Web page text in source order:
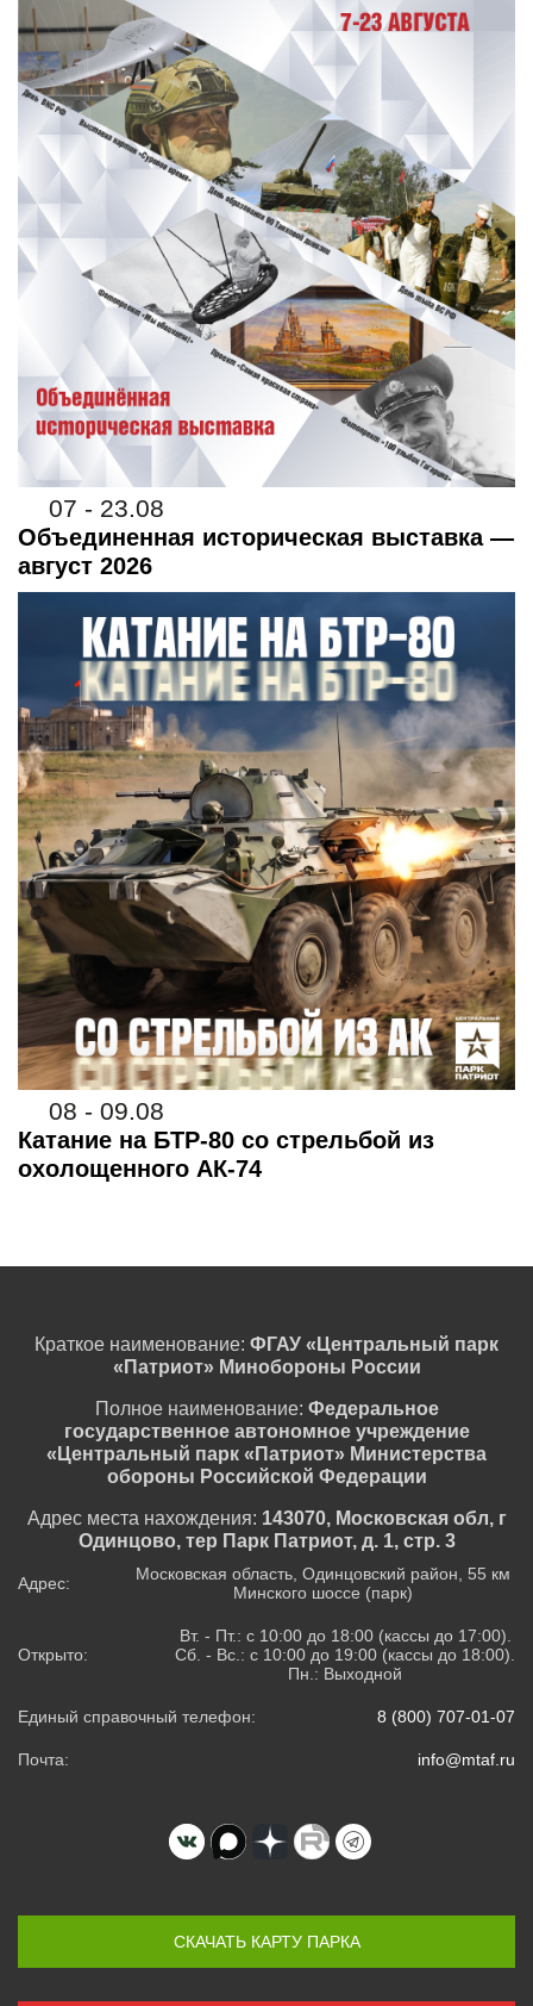
07 - 23.08
Объединенная историческая выставка —
август 2026
08 - 09.08
Катание на БТР-80 со стрельбой из
охолощенного АК-74
Краткое наименование: ФГАУ «Центральный парк
«Патриот» Минобороны России
Полное наименование: Федеральное
государственное автономное учреждение
«Центральный парк «Патриот» Министерства
обороны Российской Федерации
Адрес места нахождения: 143070, Московская обл, г
Одинцово, тер Парк Патриот, д. 1, стр. 3
Адрес:
Московская область, Одинцовский район, 55 км
Минского шоссе (парк)
Открыто:
Вт. - Пт.: с 10:00 до 18:00 (кассы до 17:00).
Сб. - Вс.: с 10:00 до 19:00 (кассы до 18:00).
Пн.: Выходной
Единый справочный телефон: 8 (800) 707-01-07
Почта: info@mtaf.ru
СКАЧАТЬ КАРТУ ПАРКА